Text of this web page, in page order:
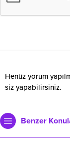
Henüz yorum
siz yapabilirsiniz.
Benzer